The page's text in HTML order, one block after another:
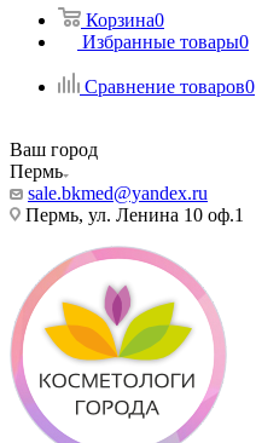
Корзина0
Избранные товары0
Сравнение товаров0
Ваш город
Пермь
sale.bkmed@yandex.ru
Пермь, ул. Ленина 10 оф.1